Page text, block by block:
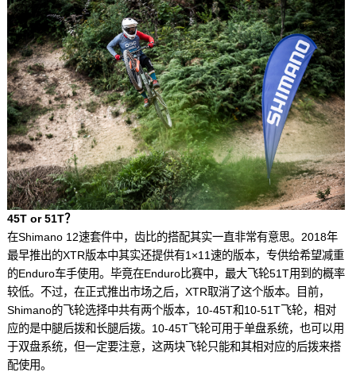
45T or 51T？
在Shimano 12速套件中，齿比的搭配其实一直非常有意思。2018年
最早推出的XTR版本中其实还提供有1×11速的版本，专供给希望减重
的Enduro车手使用。毕竟在Enduro比赛中，最大飞轮51T用到的概率
较低。不过，在正式推出市场之后，XTR取消了这个版本。目前，
Shimano的飞轮选择中共有两个版本，10-45T和10-51T飞轮，相对
应的是中腿后拨和长腿后拨。10-45T飞轮可用于单盘系统，也可以用
于双盘系统，但一定要注意，这两块飞轮只能和其相对应的后拨来搭
配使用。